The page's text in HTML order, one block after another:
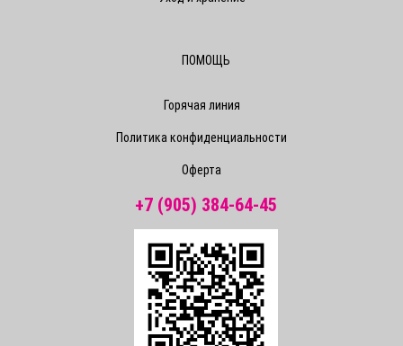
ПОМОЩЬ
Горячая линия
Политика конфиденциальности
Оферта
+7 (905) 384-64-45